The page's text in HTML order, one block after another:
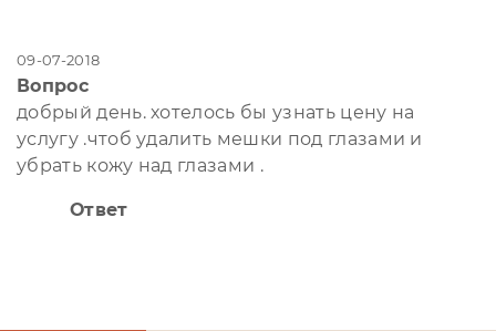
09-07-2018
Вопрос
добрый день. хотелось бы узнать цену на
услугу .чтоб удалить мешки под глазами и
убрать кожу над глазами .
Ответ